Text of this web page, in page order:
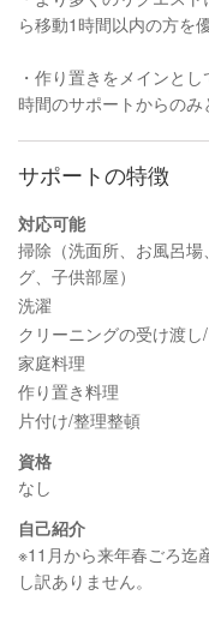
ら移動1時間以内の方を
・作り置きをメインと
時間のサポートからのみ
サポートの特徴
対応可能
掃除（洗面所、お風呂
グ、子供部屋）
洗濯
クリーニングの受け渡し
家庭料理
作り置き料理
片付け/整理整頓
資格
なし
自己紹介
※11月から来年春ごろ迄
し訳ありません。